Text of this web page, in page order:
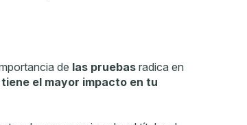
de las pruebas radica en
el mayor impacto en tu